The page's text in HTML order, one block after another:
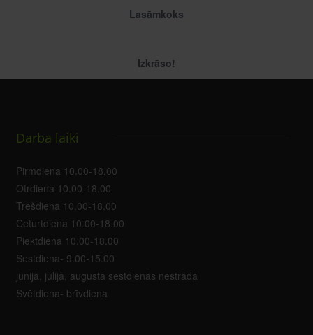
Lasāmkoks
Izkrāso!
Darba laiki
Pirmdiena 10.00-18.00
Otrdiena 10.00-18.00
Trešdiena 10.00-18.00
Ceturtdiena 10.00-18.00
Piektdiena 10.00-18.00
Sestdiena- 9.00-15.00
jūnijā, jūlijā, augustā sestdienās nestrādā
Svētdiena- brīvdiena